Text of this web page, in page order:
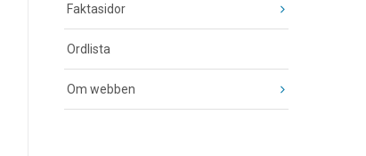
Faktasidor
Ordlista
Om webben